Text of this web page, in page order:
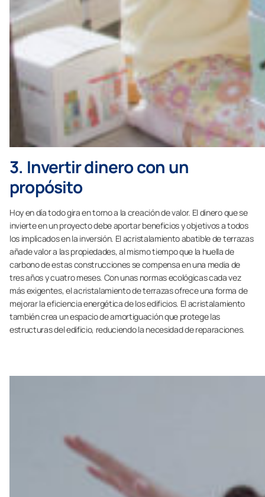
3. Invertir dinero con un
propósito
Hoy en día todo gira en torno a la creación de valor. El dinero que se
invierte en un proyecto debe aportar beneficios y objetivos a todos
los implicados en la inversión. El acristalamiento abatible de terrazas
añade valor a las propiedades, al mismo tiempo que la huella de
carbono de estas construcciones se compensa en una media de
tres años y cuatro meses. Con unas normas ecológicas cada vez
más exigentes, el acristalamiento de terrazas ofrece una forma de
mejorar la eficiencia energética de los edificios. El acristalamiento
también crea un espacio de amortiguación que protege las
estructuras del edificio, reduciendo la necesidad de reparaciones.